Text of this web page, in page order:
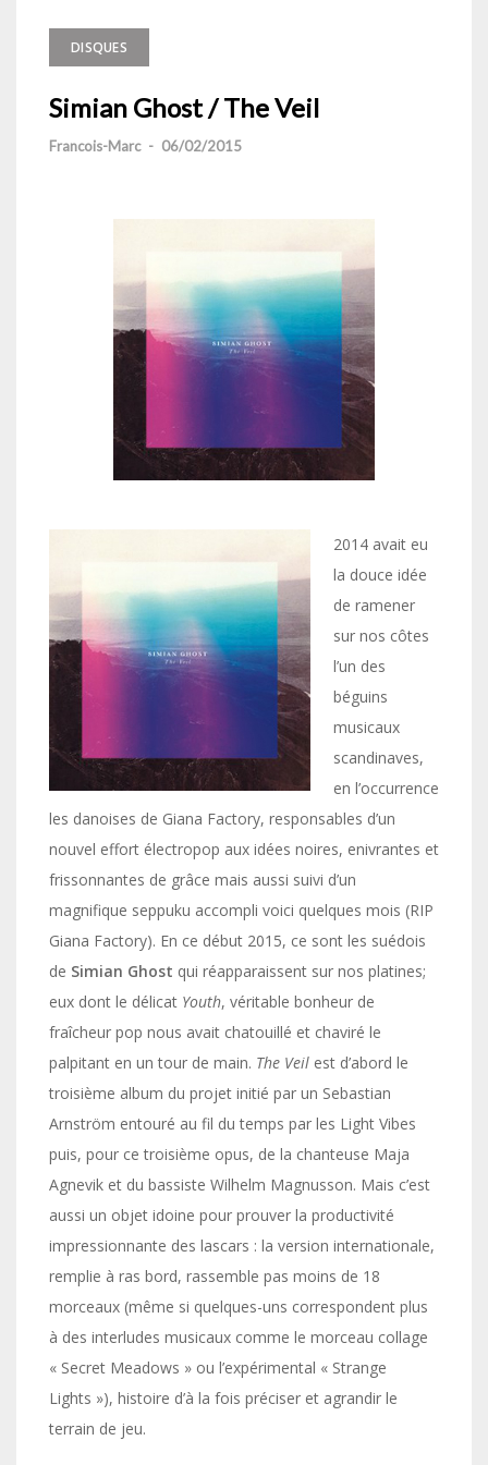
DISQUES
Simian Ghost / The Veil
Francois-Marc - 06/02/2015
2014 avait eu
la douce idée
de ramener
sur nos côtes
l’un des
béguins
musicaux
scandinaves,
en l’occurrence
les danoises de Giana Factory, responsables d’un
nouvel effort électropop aux idées noires, enivrantes et
frissonnantes de grâce mais aussi suivi d’un
magnifique seppuku accompli voici quelques mois (RIP
Giana Factory). En ce début 2015, ce sont les suédois
de Simian Ghost qui réapparaissent sur nos platines;
eux dont le délicat Youth, véritable bonheur de
fraîcheur pop nous avait chatouillé et chaviré le
palpitant en un tour de main. The Veil est d’abord le
troisième album du projet initié par un Sebastian
Arnström entouré au fil du temps par les Light Vibes
puis, pour ce troisième opus, de la chanteuse Maja
Agnevik et du bassiste Wilhelm Magnusson. Mais c’est
aussi un objet idoine pour prouver la productivité
impressionnante des lascars : la version internationale,
remplie à ras bord, rassemble pas moins de 18
morceaux (même si quelques-uns correspondent plus
à des interludes musicaux comme le morceau collage
« Secret Meadows » ou l’expérimental « Strange
Lights »), histoire d’à la fois préciser et agrandir le
terrain de jeu.